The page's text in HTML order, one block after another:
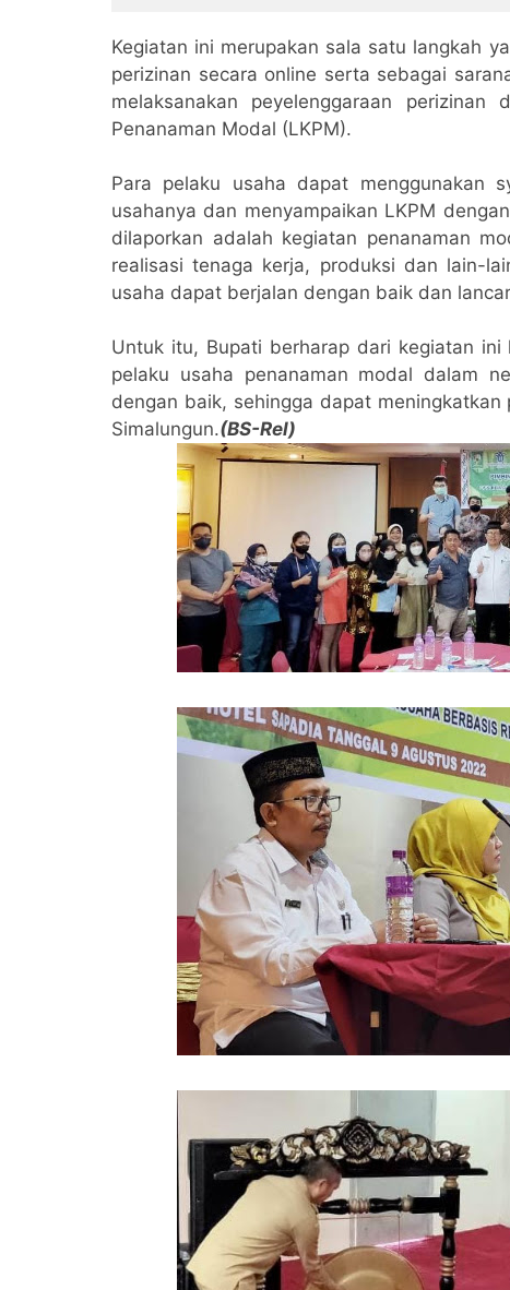
Kegiatan ini merupakan sala satu langkah
perizinan secara online serta sebagai
melaksanakan peyelenggaraan
Penanaman Modal (LKPM).
Para pelaku usaha dapat menggunakan
usahanya dan menyampaikan LKPM
dilaporkan adalah kegiatan penanaman
realisasi tenaga kerja, produksi dan lain-
usaha dapat berjalan dengan baik dan
Untuk itu, Bupati berharap dari kegiatan
pelaku usaha penanaman modal dalam
dengan baik, sehingga dapat
Simalungun.(BS-Rel)